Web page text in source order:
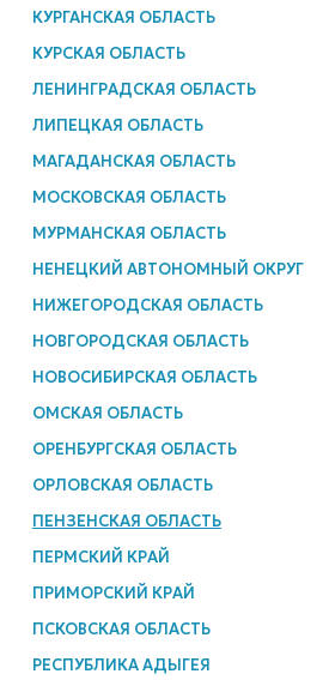
КУРГАНСКАЯ ОБЛАСТЬ
КУРСКАЯ ОБЛАСТЬ
ЛЕНИНГРАДСКАЯ ОБЛАСТЬ
ЛИПЕЦКАЯ ОБЛАСТЬ
МАГАДАНСКАЯ ОБЛАСТЬ
МОСКОВСКАЯ ОБЛАСТЬ
МУРМАНСКАЯ ОБЛАСТЬ
НЕНЕЦКИЙ АВТОНОМНЫЙ ОКРУГ
НИЖЕГОРОДСКАЯ ОБЛАСТЬ
НОВГОРОДСКАЯ ОБЛАСТЬ
НОВОСИБИРСКАЯ ОБЛАСТЬ
ОМСКАЯ ОБЛАСТЬ
ОРЕНБУРГСКАЯ ОБЛАСТЬ
ОРЛОВСКАЯ ОБЛАСТЬ
ПЕНЗЕНСКАЯ ОБЛАСТЬ
ПЕРМСКИЙ КРАЙ
ПРИМОРСКИЙ КРАЙ
ПСКОВСКАЯ ОБЛАСТЬ
РЕСПУБЛИКА АДЫГЕЯ